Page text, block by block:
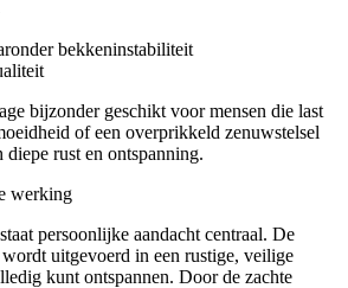
bekkeninstabiliteit
bijzonder geschikt voor mensen die last
of een overprikkeld zenuwstelsel
diepe rust en ontspanning.
werking
persoonlijke aandacht centraal. De
wordt uitgevoerd in een rustige, veilige
kunt ontspannen. Door de zachte